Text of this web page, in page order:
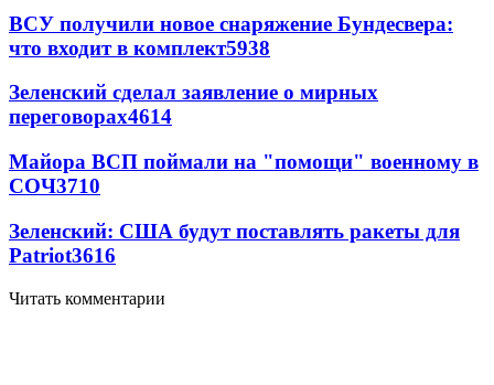
ВСУ получили новое снаряжение Бундесвера:
что входит в комплект5938
Зеленский сделал заявление о мирных
переговорах4614
Майора ВСП поймали на "помощи" военному в
СОЧ3710
Зеленский: США будут поставлять ракеты для
Patriot3616
Читать комментарии